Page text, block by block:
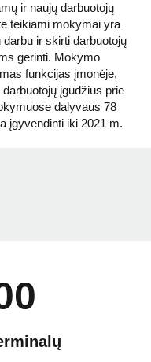
ir naujų darbuotojų
teikiami mokymai yra
ir skirti darbuotojų
gerinti. Mokymo
funkcijas įmonėje,
įgūdžius prie
dalyvaus 78
įgyvendinti iki 2021 m.